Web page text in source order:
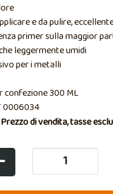
e da pulire,
primer sulla maggior
leggermente umidi
per i metalli
confezione 300 ML
0006034
Prezzo di vendita, tasse